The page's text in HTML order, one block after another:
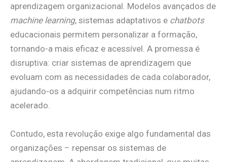
aprendizagem organizacional. Modelos avançados de
machine learning, sistemas adaptativos e chatbots
educacionais permitem personalizar a formação,
tornando-a mais eficaz e acessível. A promessa é
disruptiva: criar sistemas de aprendizagem que
evoluam com as necessidades de cada colaborador,
ajudando-os a adquirir competências num ritmo
acelerado.
Contudo, esta revolução exige algo fundamental das
organizações – repensar os sistemas de